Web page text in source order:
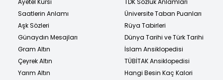
Ayetel Kürsi
Saatlerin Anlamı
Aşk Sözleri
Günaydın Mesajları
Gram Altın
Çeyrek Altın
Yarım Altın
TDK Sözlük Anlamları
Üniversite Taban Puanları
Rüya Tabirleri
Dünya Tarihi ve Türk Tarihi
İslam Ansiklopedisi
TÜBİTAK Ansiklopedisi
Hangi Besin Kaç Kalori